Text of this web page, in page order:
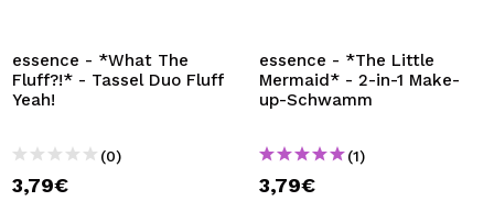
Durch die Erstellung eines Kontos bei Maquillalia.de
können Sie Ihre Einkäufe schnell tätigen, den Status Ihrer
essence - *What The
Fluff?!* - Tassel Duo Fluff
Yeah!
(0)
3,79€
essence - *The Little
Mermaid* - 2-in-1 Make-
up-Schwamm
(1)
3,79€